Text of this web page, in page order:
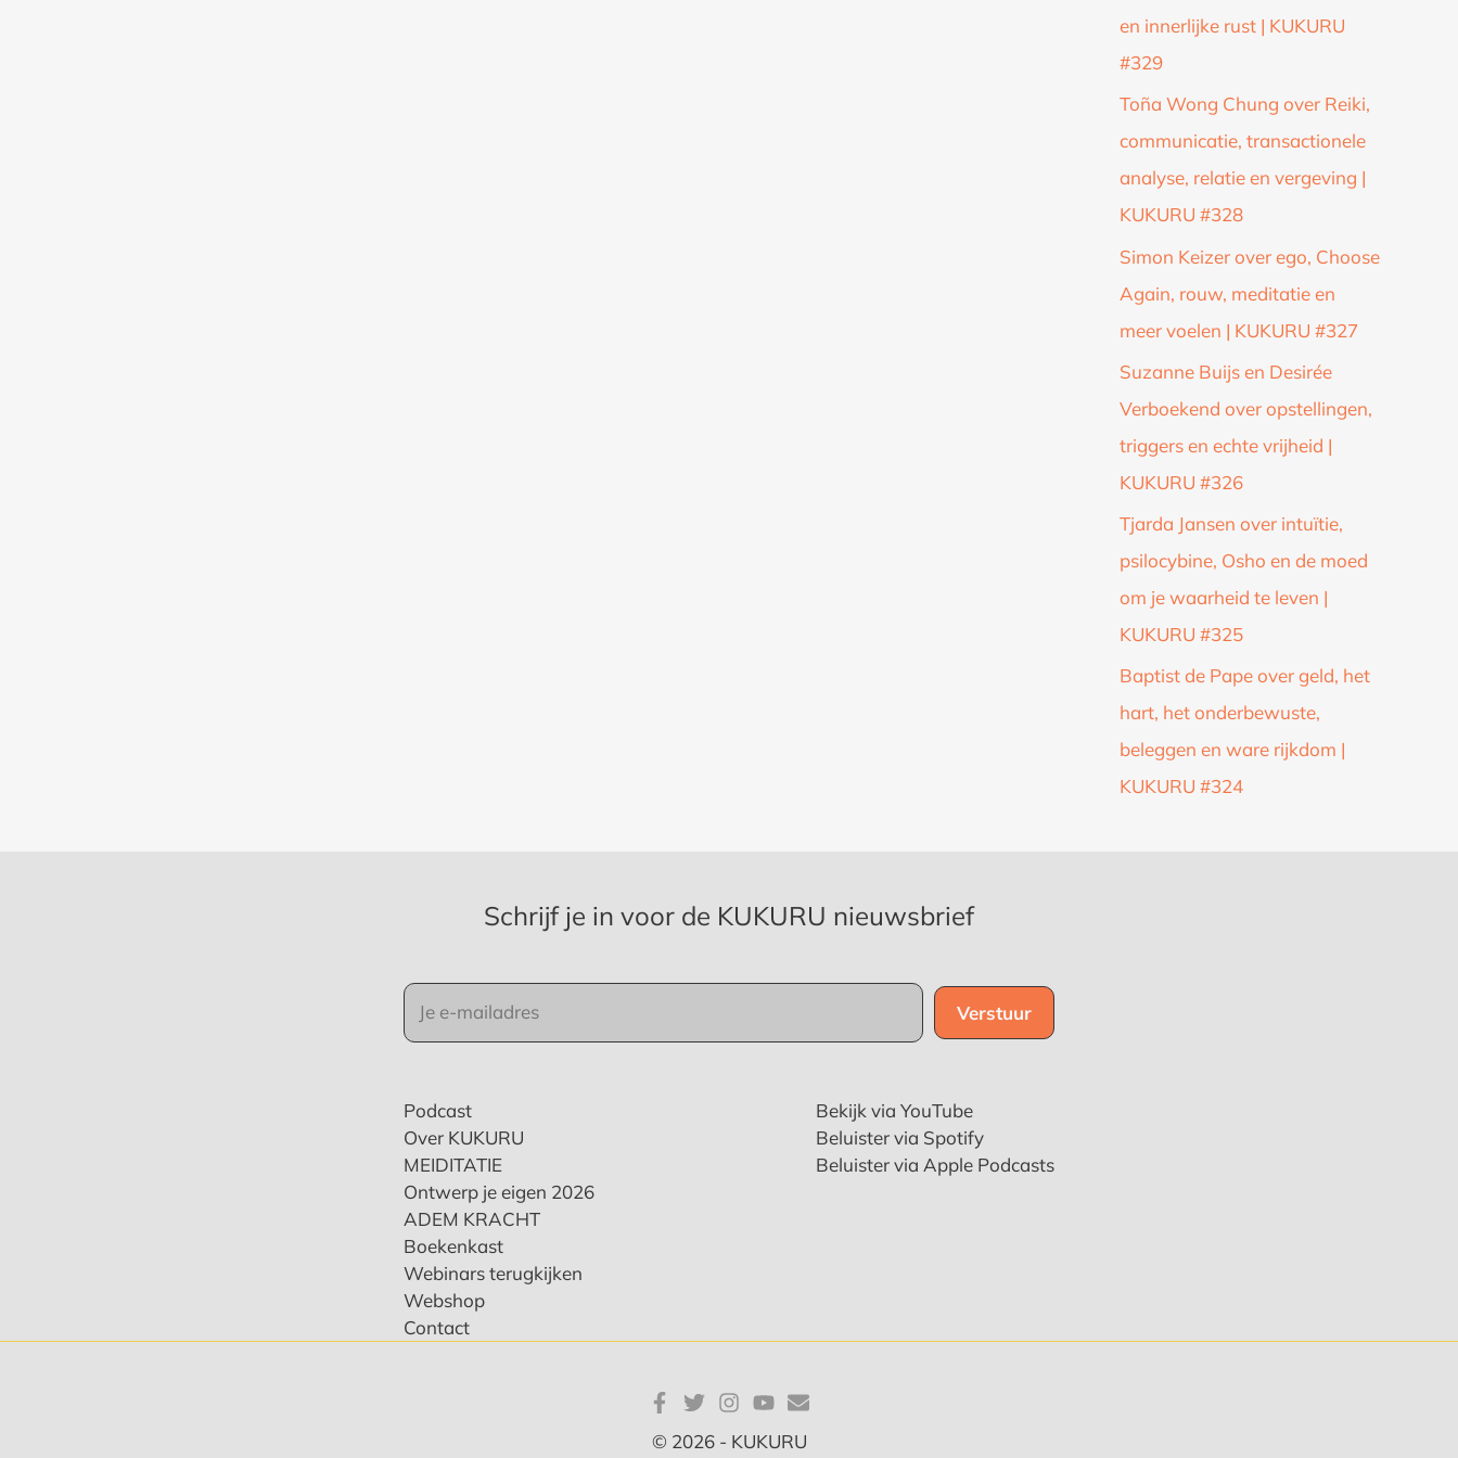
en innerlijke rust | KUKURU
#329
Toña Wong Chung over Reiki,
communicatie, transactionele
analyse, relatie en vergeving |
KUKURU #328
Simon Keizer over ego, Choose
Again, rouw, meditatie en
meer voelen | KUKURU #327
Suzanne Buijs en Desirée
Verboekend over opstellingen,
triggers en echte vrijheid |
KUKURU #326
Tjarda Jansen over intuïtie,
psilocybine, Osho en de moed
om je waarheid te leven |
KUKURU #325
Baptist de Pape over geld, het
hart, het onderbewuste,
beleggen en ware rijkdom |
KUKURU #324
Podcast
Over KUKURU
MEIDITATIE
Ontwerp je eigen 2026
ADEM KRACHT
Boekenkast
Webinars terugkijken
Webshop
Contact
Bekijk via YouTube
Beluister via Spotify
Beluister via Apple Podcasts
Schrijf je in voor de KUKURU nieuwsbrief
© 2026 - KUKURU